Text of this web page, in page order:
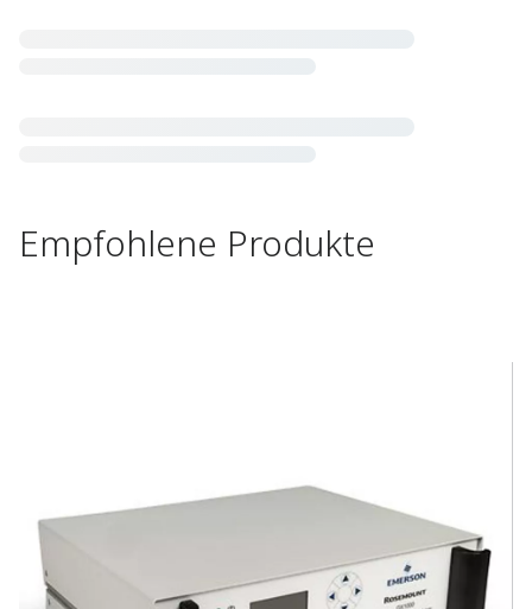
Empfohlene Produkte